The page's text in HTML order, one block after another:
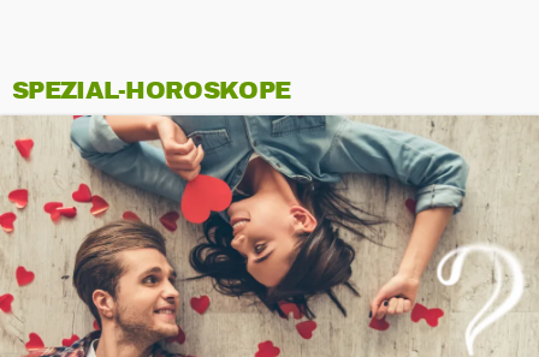
SPEZIAL-HOROSKOPE